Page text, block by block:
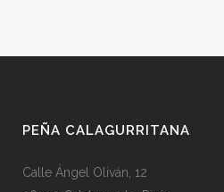
PEÑA CALAGURRITANA
Calle Ángel Oliván, 12